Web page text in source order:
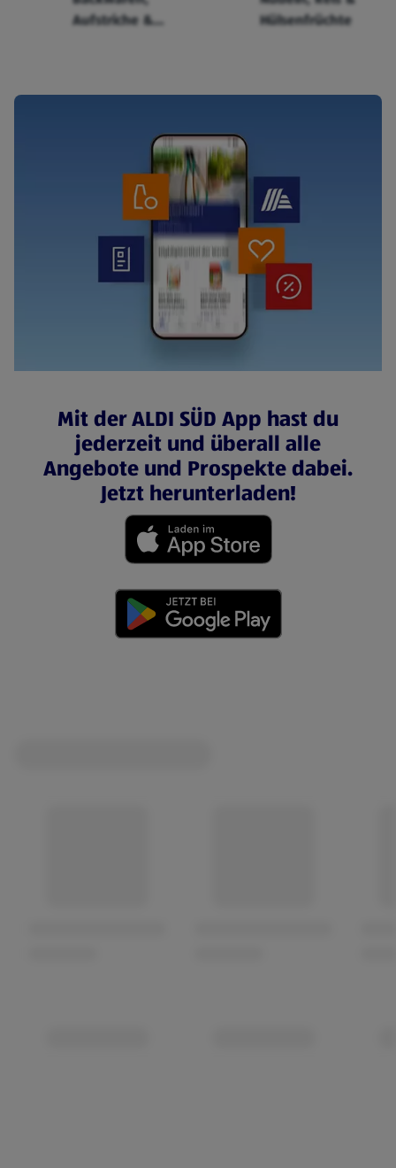
Aufstriche &
Hülsenfrüchte
Mit der ALDI SÜD App hast du
jederzeit und überall alle
Angebote und Prospekte dabei.
Jetzt herunterladen!